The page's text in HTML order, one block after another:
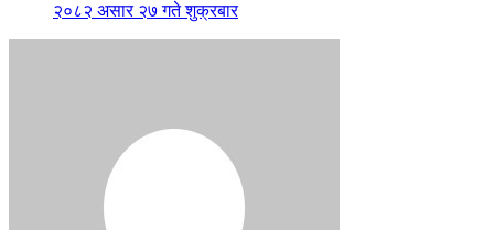
२०८२ असार २७ गते शुक्रबार